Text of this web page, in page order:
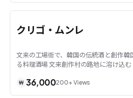
ソウル · 文来
クリゴ・ムンレ
文来の工場街で、韓国の伝統酒と創作韓
る料理酒場 文来創作村の路地に溶け込む
₩ 36,000200+ Views